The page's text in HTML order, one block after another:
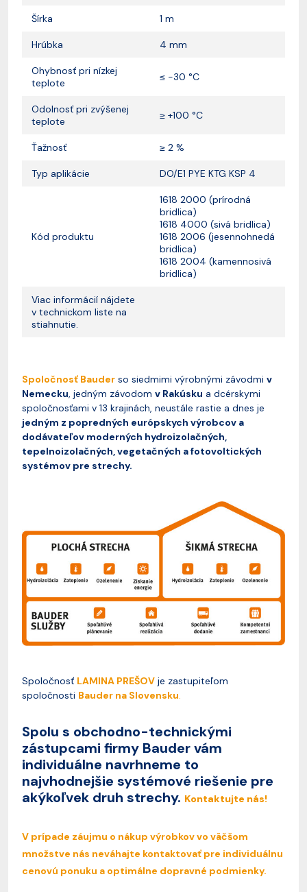
Šírka 1 m
Hrúbka 4 mm
Ohybnosť pri nízkej
teplote
≤ -30 °C
Odolnosť pri zvýšenej
teplote
≥ +100 °C
Ťažnosť ≥ 2 %
Typ aplikácie DO/E1 PYE KTG KSP 4
Kód produktu
1618 2000 (prírodná
bridlica)
1618 4000 (sivá bridlica)
1618 2006 (jesennohnedá
bridlica)
1618 2004 (kamennosivá
bridlica)
Viac informácií nájdete
v technickom liste na
stiahnutie.
Spoločnosť Bauder so siedmimi výrobnými závodmi v
Nemecku, jedným závodom v Rakúsku a dcérskymi
spoločnosťami v 13 krajinách, neustále rastie a dnes je
jedným z popredných európskych výrobcov a
dodávateľov moderných hydroizolačných,
tepelnoizolačných, vegetačných a fotovoltických
systémov pre strechy.
Spoločnosť LAMINA PREŠOV je zastupiteľom
spoločnosti Bauder na Slovensku.
Spolu s obchodno-technickými
zástupcami firmy Bauder vám
individuálne navrhneme to
najvhodnejšie systémové riešenie pre
akýkoľvek druh strechy. Kontaktujte nás!
V prípade záujmu o nákup výrobkov vo väčšom
množstve nás neváhajte kontaktovať pre individuálnu
cenovú ponuku a optimálne dopravné podmienky.